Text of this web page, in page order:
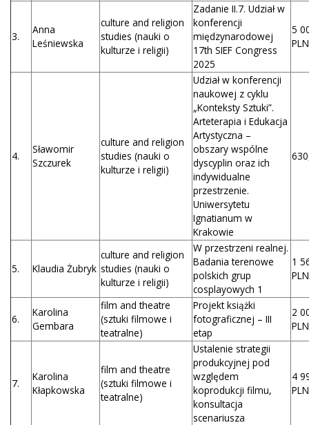
3.
Anna
Leśniewska
culture and religion
studies (nauki o
kulturze i religii)
Zadanie II.7. Udział w
konferencji
międzynarodowej
17th SIEF Congress
2025
5
PLN
4.
Sławomir
Szczurek
culture and religion
studies (nauki o
kulturze i religii)
Udział w konferencji
naukowej z cyklu
„Konteksty Sztuki”.
Arteterapia i Edukacja
Artystyczna –
obszary wspólne
dyscyplin oraz ich
indywidualne
przestrzenie.
Uniwersytetu
Ignatianum w
Krakowie
5. Klaudia Żubryk
culture and religion
studies (nauki o
kulturze i religii)
W przestrzeni realnej.
Badania terenowe
polskich grup
cosplayowych 1
1
PLN
6.
Karolina
Gembara
film and theatre
(sztuki filmowe i
teatralne)
Projekt książki
fotograficznej – III
etap
2
PLN
7.
Karolina
Kłapkowska
film and theatre
(sztuki filmowe i
teatralne)
Ustalenie strategii
produkcyjnej pod
względem
koprodukcji filmu,
konsultacja
scenariusza
4
PLN